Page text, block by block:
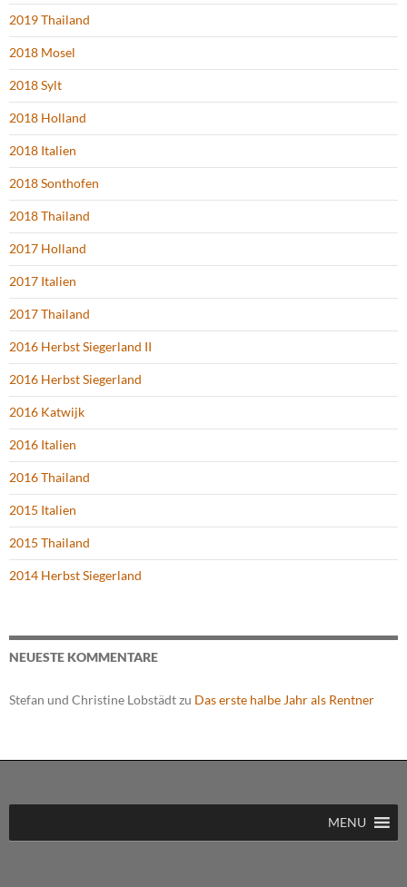
2019 Thailand
2018 Mosel
2018 Sylt
2018 Holland
2018 Italien
2018 Sonthofen
2018 Thailand
2017 Holland
2017 Italien
2017 Thailand
2016 Herbst Siegerland II
2016 Herbst Siegerland
2016 Katwijk
2016 Italien
2016 Thailand
2015 Italien
2015 Thailand
2014 Herbst Siegerland
NEUESTE KOMMENTARE
Stefan und Christine Lobstädtzu Das erste halbe Jahr als Rentner
MENU